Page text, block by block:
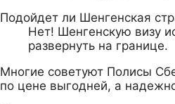
Подойдет ли Шенгенская
Нет! Шенгенскую визу
развернуть на границе.
Многие советуют Полисы
по цене выгодней, а